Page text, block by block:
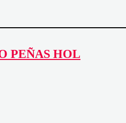
PEÑAS HOL